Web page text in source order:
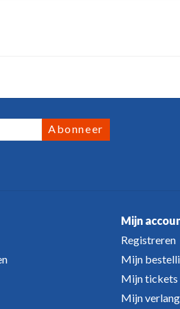
Abonneer
Mijn
Registreren
Mijn
Mijn tickets
Mijn